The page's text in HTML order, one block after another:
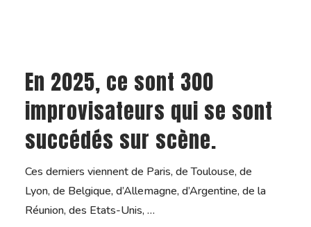
En 2025, ce sont 300
improvisateurs qui se sont
succédés sur scène.
Ces derniers viennent de Paris, de Toulouse, de
Lyon, de Belgique, d’Allemagne, d’Argentine, de la
Réunion, des Etats-Unis, …